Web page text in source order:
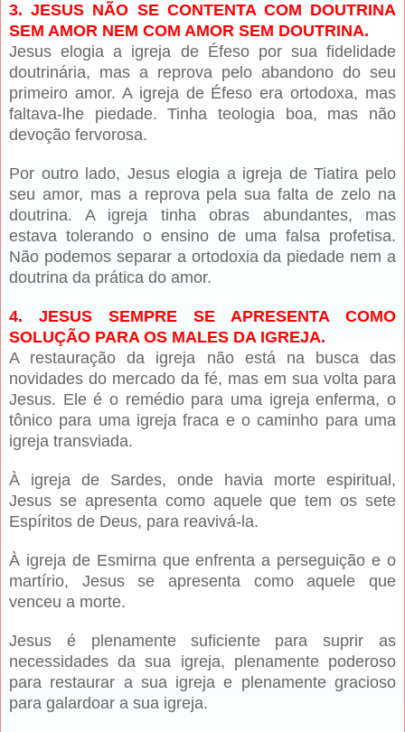
3. JESUS NÃO SE CONTENTA COM DOUTRINA
SEM AMOR NEM COM AMOR SEM DOUTRINA.
Jesus elogia a igreja de Éfeso por sua fidelidade
doutrinária, mas a reprova pelo abandono do seu
primeiro amor. A igreja de Éfeso era ortodoxa, mas
faltava-lhe piedade. Tinha teologia boa, mas não
devoção fervorosa.
Por outro lado, Jesus elogia a igreja de Tiatira pelo
seu amor, mas a reprova pela sua falta de zelo na
doutrina. A igreja tinha obras abundantes, mas
estava tolerando o ensino de uma falsa profetisa.
Não podemos separar a ortodoxia da piedade nem a
doutrina da prática do amor.
4. JESUS SEMPRE SE APRESENTA COMO
SOLUÇÃO PARA OS MALES DA IGREJA.
A restauração da igreja não está na busca das
novidades do mercado da fé, mas em sua volta para
Jesus. Ele é o remédio para uma igreja enferma, o
tônico para uma igreja fraca e o caminho para uma
igreja transviada.
À igreja de Sardes, onde havia morte espiritual,
Jesus se apresenta como aquele que tem os sete
Espíritos de Deus, para reavivá-la.
À igreja de Esmirna que enfrenta a perseguição e o
martírio, Jesus se apresenta como aquele que
venceu a morte.
Jesus é plenamente suficiente para suprir as
necessidades da sua igreja, plenamente poderoso
para restaurar a sua igreja e plenamente gracioso
para galardoar a sua igreja.